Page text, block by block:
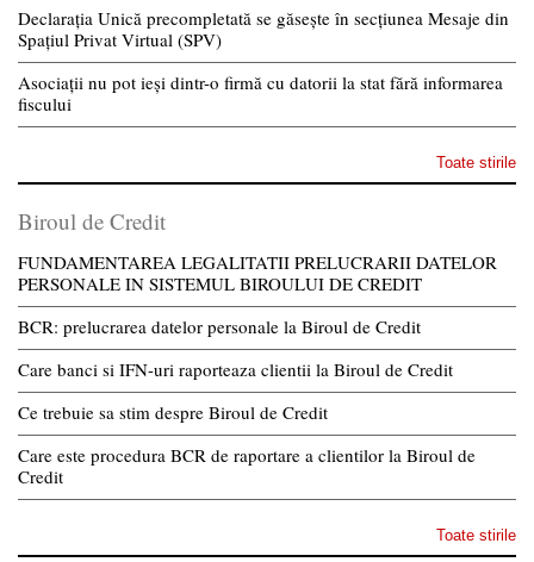
Declarația Unică precompletată se găsește în secțiunea Mesaje din
Spațiul Privat Virtual (SPV)
Asociații nu pot ieși dintr-o firmă cu datorii la stat fără informarea
fiscului
Toate stirile
Biroul de Credit
FUNDAMENTAREA LEGALITATII PRELUCRARII DATELOR
PERSONALE IN SISTEMUL BIROULUI DE CREDIT
BCR: prelucrarea datelor personale la Biroul de Credit
Care banci si IFN-uri raporteaza clientii la Biroul de Credit
Ce trebuie sa stim despre Biroul de Credit
Care este procedura BCR de raportare a clientilor la Biroul de
Credit
Toate stirile